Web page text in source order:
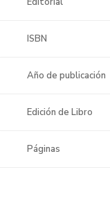
ISBN
Año de publicación
Edición de Libro
Páginas